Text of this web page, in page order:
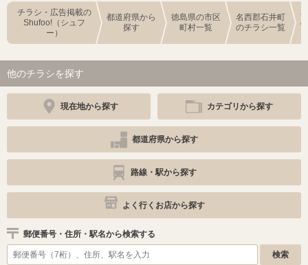
チラシ・広告掲載の
Shufoo!（シュフ
ー）
都道府県から
探す
徳島県の市区
町村一覧
名西郡石井町
のチラシ一覧
他のチラシを探す
現在地から探す カテゴリから探す
都道府県から探す
路線・駅から探す
よく行くお店から探す
郵便番号・住所・駅名から検索する